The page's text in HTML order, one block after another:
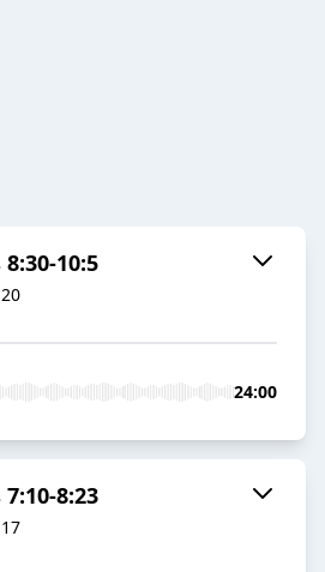
8:30-10:5
24:00
7:10-8:23